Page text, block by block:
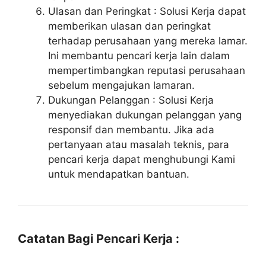
Ulasan dan Peringkat : Solusi Kerja dapat
memberikan ulasan dan peringkat
terhadap perusahaan yang mereka lamar.
Ini membantu pencari kerja lain dalam
mempertimbangkan reputasi perusahaan
sebelum mengajukan lamaran.
Dukungan Pelanggan : Solusi Kerja
menyediakan dukungan pelanggan yang
responsif dan membantu. Jika ada
pertanyaan atau masalah teknis, para
pencari kerja dapat menghubungi Kami
untuk mendapatkan bantuan.
Catatan Bagi Pencari Kerja :